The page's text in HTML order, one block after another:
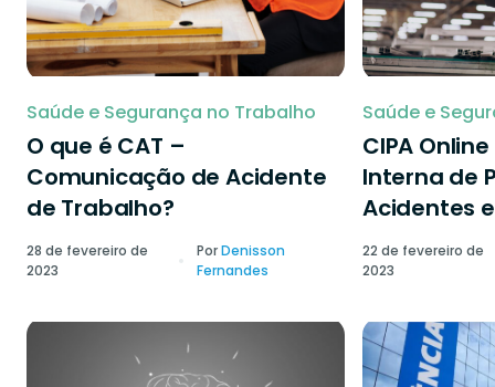
Saúde e Segurança no Trabalho
O que é CAT –
Comunicação de Acidente
de Trabalho?
28 de fevereiro de
2023
PorDenisson
Fernandes
Saúde e
CIPA
Interna de
Acidentes
22 de fevereiro de
2023